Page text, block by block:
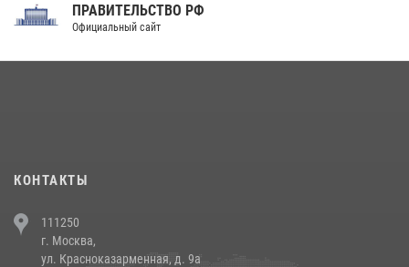
Праздник «Один день с Росгвардией» к 105-летию Центрального
напавших на бригаду скорой помощи (видео)
14 июля 2026, 12:20
ПРАВИТЕЛЬСТВО РФ
Официальный сайт
КОНТАКТЫ
111250
г. Москва,
ул. Красноказарменная, д. 9а